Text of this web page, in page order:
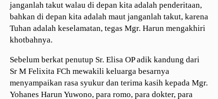
janganlah takut walau di depan kita adalah penderitaan,
bahkan di depan kita adalah maut janganlah takut, karena
Tuhan adalah keselamatan, tegas Mgr. Harun mengakhiri
khotbahnya.
Sebelum berkat penutup Sr. Elisa OP adik kandung dari
Sr M Felixita FCh mewakili keluarga besarnya
menyampaikan rasa syukur dan terima kasih kepada Mgr.
Yohanes Harun Yuwono, para romo, para dokter, para